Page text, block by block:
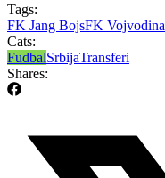
Tags:
FK Jang BojsFK Vojvodina
Cats:
FudbalSrbijaTransferi
Shares: